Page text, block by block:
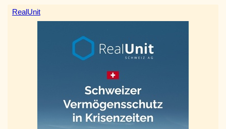
RealUnit